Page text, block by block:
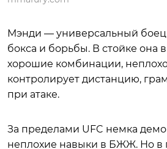
Мэнди — универсальный
бокса и борьбы. В стойке она
хорошие комбинации,
контролирует дистанцию,
при атаке.
За пределами UFC немка
неплохие навыки в БЖЖ. Но в